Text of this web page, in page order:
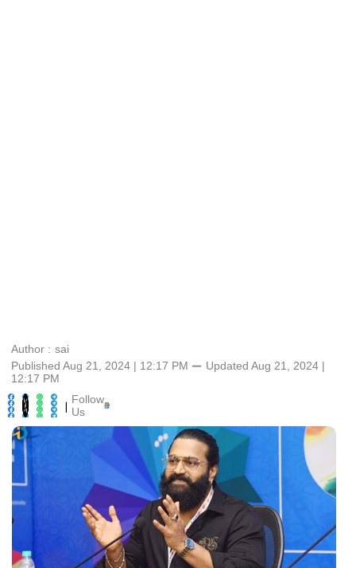
Author : sai
Published Aug 21, 2024 | 12:17 PM ⚊ Updated Aug 21, 2024 |
12:17 PM
| Follow
Us